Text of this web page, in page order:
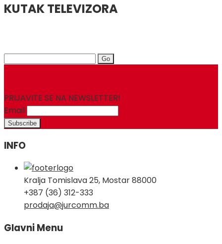
KUTAK TELEVIZORA
Search
PRIJAVITE SE NA NEWSLETTER!
Email
INFO
Kralja Tomislava 25, Mostar 88000
+387 (36) 312-333
prodaja@jurcomm.ba
Glavni Menu